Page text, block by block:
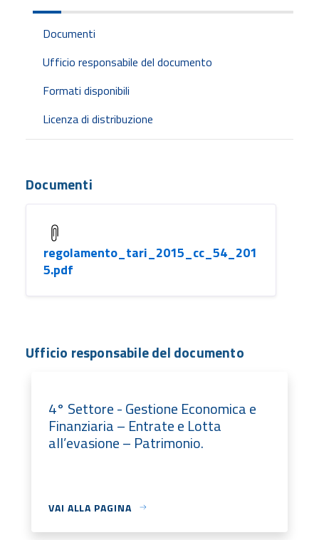
Documenti
Ufficio responsabile del documento
Formati disponibili
Licenza di distribuzione
Documenti
regolamento_tari_2015_cc_54_201
5.pdf
Ufficio responsabile del documento
4° Settore - Gestione Economica e
Finanziaria – Entrate e Lotta
all’evasione – Patrimonio.
VAI ALLA PAGINA